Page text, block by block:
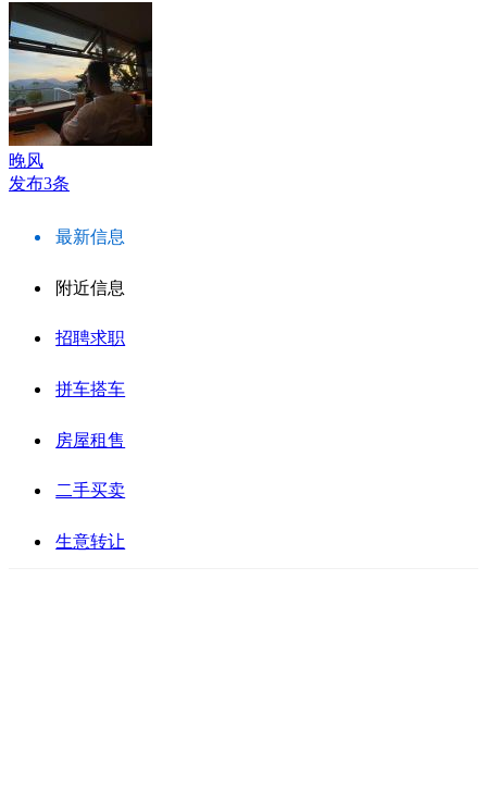
晚风
发布3条
最新信息
附近信息
招聘求职
拼车搭车
房屋租售
二手买卖
生意转让